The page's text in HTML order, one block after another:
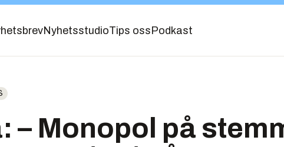
NyhetsstudioTips oss Podkast
– Monopol på